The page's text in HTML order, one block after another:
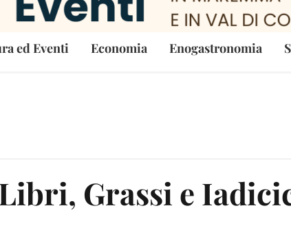
ed Eventi Economia Enogastronomia
Grassi e